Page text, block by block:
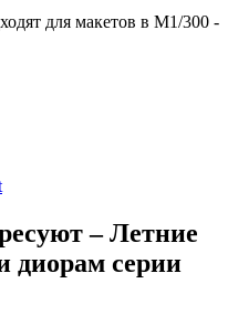
для макетов в М1/300 -
– Летние
диорам серии